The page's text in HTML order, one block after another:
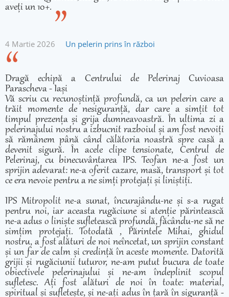
aveți un 10+.
4 Martie 2026 Un pelerin prins în război
Dragă echipă a Centrului de Pelerinaj Cuvioasa
Parascheva - Iași
Vă scriu cu recunoștință profundă, ca un pelerin care a
trăit momente de nesiguranță, dar care a simțit tot
timpul prezența și grija dumneavoastră. În ultima zi a
pelerinajului nostru a izbucnit razboiul și am fost nevoiți
să rămânem până când călătoria noastră spre casă a
devenit sigură. În acele clipe tensionate, Centrul de
Pelerinaj, cu binecuvântarea IPS. Teofan ne-a fost un
sprijin adevarat: ne-a oferit cazare, masă, transport și tot
ce era nevoie pentru a ne simți protejați și liniștiți.
IPS Mitropolit ne-a sunat, încurajându-ne și s-a rugat
pentru noi, iar aceasta rugăciune si atenție părintească
ne-a adus o liniște sufletească profundă, făcându-ne să ne
simțim protejați. Totodată , Părintele Mihai, ghidul
nostru, a fost alături de noi neîncetat, un sprijin constant
și un far de calm și credință în aceste momente. Datorită
grijii și rugăciunii tuturor, ne-am putut bucura de toate
obiectivele pelerinajului și ne-am îndeplinit scopul
sufletesc. Ați fost alături de noi în toate: material,
spiritual și sufletește, și ne-ați adus în țară în siguranță -